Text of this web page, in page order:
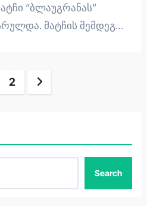
“ბლაუგრანას”
მატჩის შემდეგ…
2
Search